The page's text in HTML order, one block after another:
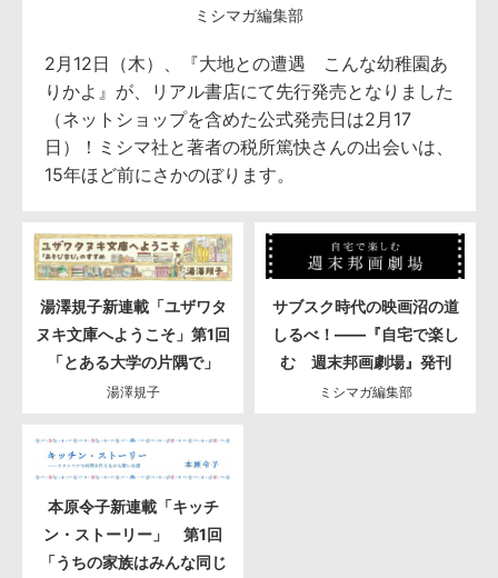
ミシマガ編集部
2月12日（木）、『大地との遭遇 こんな幼稚園あ
りかよ』が、リアル書店にて先行発売となりました
（ネットショップを含めた公式発売日は2月17
日）！ミシマ社と著者の税所篤快さんの出会いは、
15年ほど前にさかのぼります。
湯澤規子新連載「ユザワタ
ヌキ文庫へようこそ」第1回
「とある大学の片隅で」
湯澤規子
サブスク時代の映画沼の道
しるべ！――『自宅で楽し
む 週末邦画劇場』発刊
ミシマガ編集部
本原令子新連載「キッチ
ン・ストーリー」 第1回
「うちの家族はみんな同じ